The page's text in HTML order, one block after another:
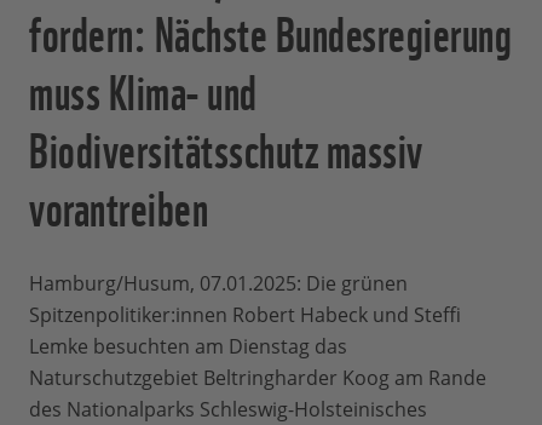
fordern: Nächste Bundesregierung
muss Klima- und
Biodiversitätsschutz massiv
vorantreiben
Hamburg/Husum, 07.01.2025: Die grünen
Spitzenpolitiker:innen Robert Habeck und Steffi
Lemke besuchten am Dienstag das
Naturschutzgebiet Beltringharder Koog am Rande
des Nationalparks Schleswig-Holsteinisches